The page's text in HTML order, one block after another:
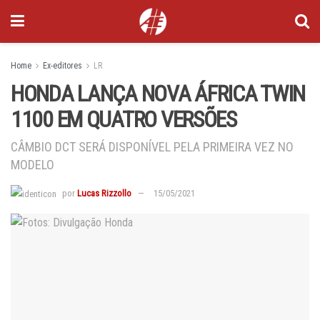
Home Ex-editores LR
HONDA LANÇA NOVA ÁFRICA TWIN
1100 EM QUATRO VERSÕES
CÂMBIO DCT SERÁ DISPONÍVEL PELA PRIMEIRA VEZ NO
MODELO
por Lucas Rizzollo 15/05/2021